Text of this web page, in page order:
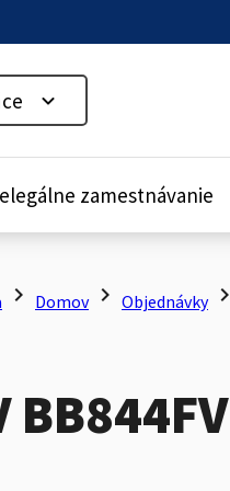
zamestnávanie
chevron_right Domov chevron_right Objednávky chevron_right